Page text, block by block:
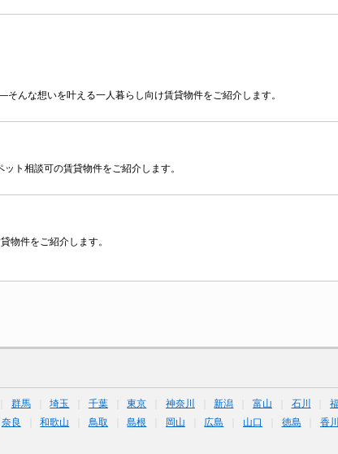
んな想いを叶える一人暮らし向け賃貸物件をご紹介します。
ト相談可の賃貸物件をご紹介します。
物件をご紹介します。
群馬 埼玉 千葉 東京 神奈川 新潟 富山 石川
奈良 和歌山 鳥取 島根 岡山 広島 山口 徳島 香川